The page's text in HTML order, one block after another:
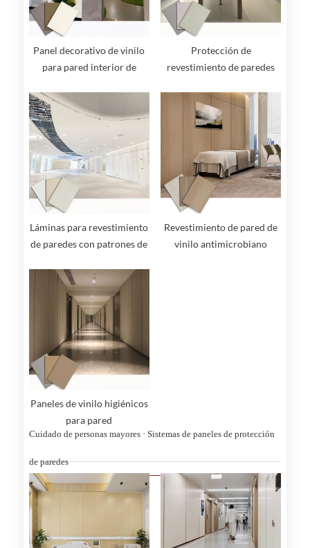
Panel decorativo de vinilo
para pared interior de
Protección de
revestimiento de paredes
de madera y colores sólidos
Láminas para revestimiento
de paredes con patrones de
Revestimiento de pared de
vinilo antimicrobiano
Paneles de vinilo higiénicos
para pared
Cuidado de personas mayores · Sistemas de paneles de protección
de paredes